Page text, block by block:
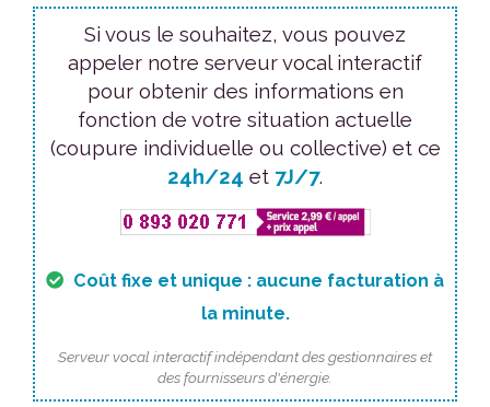
Si vous le souhaitez, vous pouvez
appeler notre serveur vocal interactif
pour obtenir des informations en
fonction de votre situation actuelle
(coupure individuelle ou collective) et ce
24h/24 et 7J/7.
Coût fixe et unique : aucune facturation à
la minute.
Serveur vocal interactif indépendant des gestionnaires et
des fournisseurs d'énergie.